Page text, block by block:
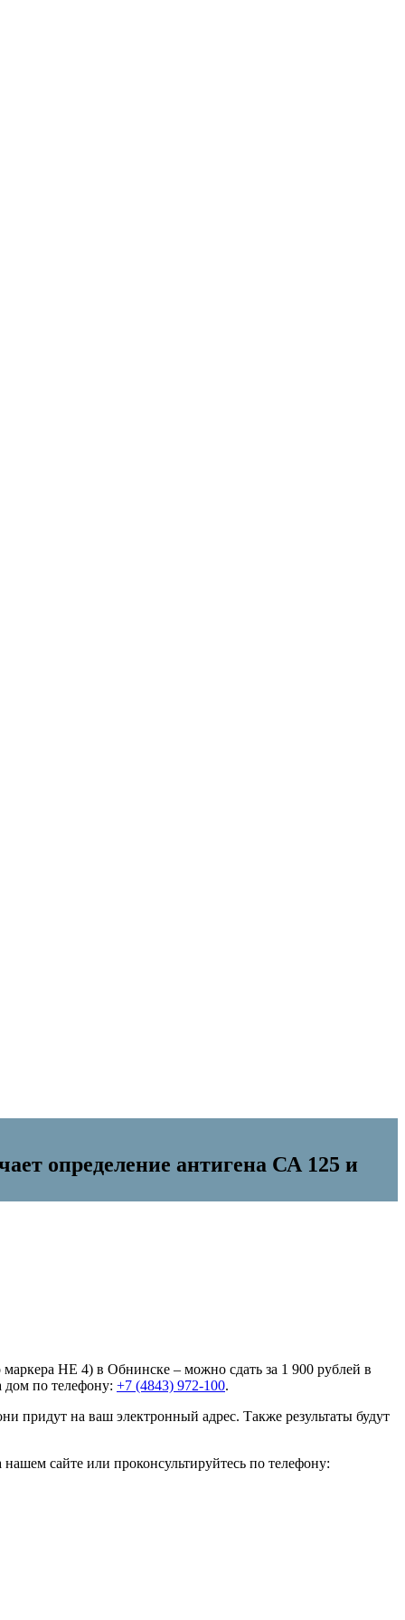
определение антигена СА 125 и
HE 4) в Обнинске – можно сдать за 1 900 рублей в
дом по телефону: +7 (4843) 972-100.
придут на ваш электронный адрес. Также результаты будут
сайте или проконсультируйтесь по телефону: